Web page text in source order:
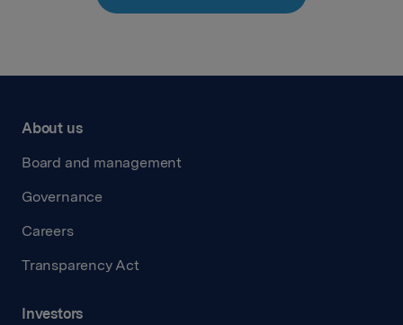
About us
Board and management
Governance
Careers
Transparency Act
Investors